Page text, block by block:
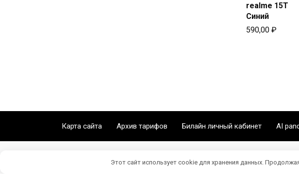
realme 15T
Синий
590,00 ₽
Карта сайта Архив тарифов Билайн личный кабинет AI
Этот сайт использует cookie для хранения данных.